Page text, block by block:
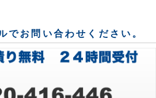
でお問い合わせください。